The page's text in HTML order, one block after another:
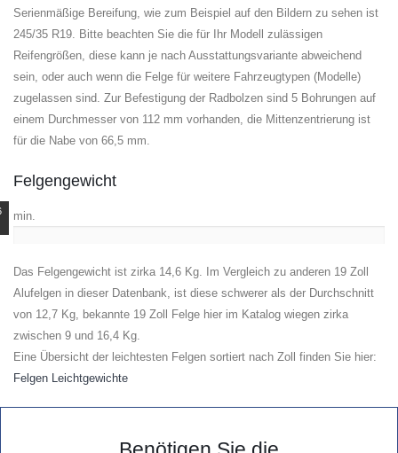
Serienmäßige Bereifung, wie zum Beispiel auf den Bildern zu sehen ist
245/35 R19. Bitte beachten Sie die für Ihr Modell zulässigen
Reifengrößen, diese kann je nach Ausstattungsvariante abweichend
sein, oder auch wenn die Felge für weitere Fahrzeugtypen (Modelle)
zugelassen sind. Zur Befestigung der Radbolzen sind 5 Bohrungen auf
einem Durchmesser von 112 mm vorhanden, die Mittenzentrierung ist
für die Nabe von 66,5 mm.
Felgengewicht
min.
Das Felgengewicht ist zirka 14,6 Kg. Im Vergleich zu anderen 19 Zoll
Alufelgen in dieser Datenbank, ist diese schwerer als der Durchschnitt
von 12,7 Kg, bekannte 19 Zoll Felge hier im Katalog wiegen zirka
zwischen 9 und 16,4 Kg.
Eine Übersicht der leichtesten Felgen sortiert nach Zoll finden Sie hier:
Felgen Leichtgewichte